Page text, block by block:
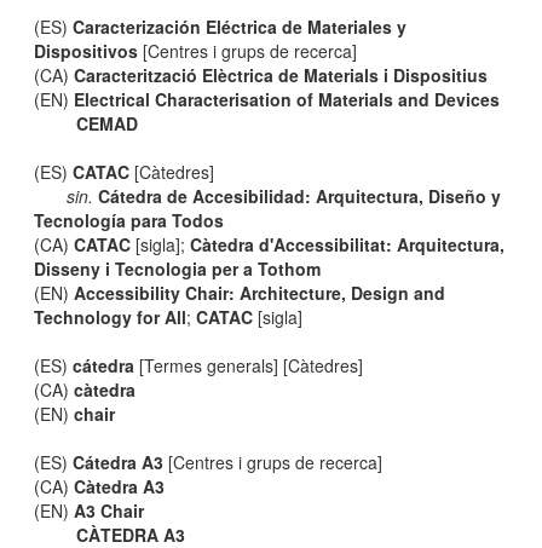
(ES)Caracterización Eléctrica de Materiales y
Dispositivos [Centres i grups de recerca]
(CA)Caracterització Elèctrica de Materials i Dispositius
(EN) Electrical Characterisation of Materials and Devices
CEMAD
(ES)CATAC [Càtedres]
sin. Cátedra de Accesibilidad: Arquitectura, Diseño y
Tecnología para Todos
(CA)CATAC [sigla];Càtedra d'Accessibilitat: Arquitectura,
Disseny i Tecnologia per a Tothom
(EN)Accessibility Chair: Architecture, Design and
Technology for All;CATAC [sigla]
(ES)cátedra [Termes generals] [Càtedres]
(CA)càtedra
(EN)chair
(ES)Cátedra A3 [Centres i grups de recerca]
(CA)Càtedra A3
(EN)A3 Chair
CÀTEDRA A3